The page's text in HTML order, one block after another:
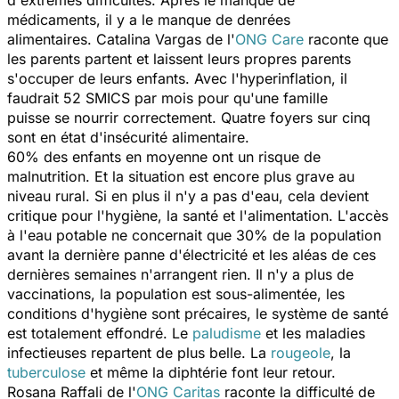
médicaments, il y a le manque de denrées
alimentaires. Catalina Vargas de l'ONG Care raconte que
les parents partent et laissent leurs propres parents
s'occuper de leurs enfants. Avec l'hyperinflation, il
faudrait 52 SMICS par mois pour qu'une famille
puisse se nourrir correctement. Quatre foyers sur cinq
sont en état d'insécurité alimentaire.
60% des enfants en moyenne ont un risque de
malnutrition. Et la situation est encore plus grave au
niveau rural. Si en plus il n'y a pas d'eau, cela devient
critique pour l'hygiène, la santé et l'alimentation. L'accès
à l'eau potable ne concernait que 30% de la population
avant la dernière panne d'électricité et les aléas de ces
dernières semaines n'arrangent rien. Il n'y a plus de
vaccinations, la population est sous-alimentée, les
conditions d'hygiène sont précaires, le système de santé
est totalement effondré. Le paludisme et les maladies
infectieuses repartent de plus belle. La rougeole, la
tuberculose et même la diphtérie font leur retour.
Rosana Raffali de l'ONG Caritas raconte la difficulté de